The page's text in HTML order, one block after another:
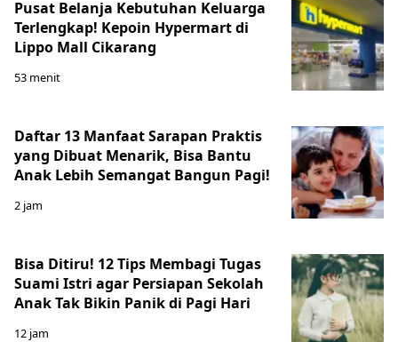
Pusat Belanja Kebutuhan Keluarga
Terlengkap! Kepoin Hypermart di
Lippo Mall Cikarang
53 menit
Daftar 13 Manfaat Sarapan Praktis
yang Dibuat Menarik, Bisa Bantu
Anak Lebih Semangat Bangun Pagi!
2 jam
Bisa Ditiru! 12 Tips Membagi Tugas
Suami Istri agar Persiapan Sekolah
Anak Tak Bikin Panik di Pagi Hari
12 jam